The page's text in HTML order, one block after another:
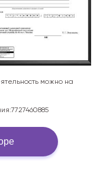
можно на